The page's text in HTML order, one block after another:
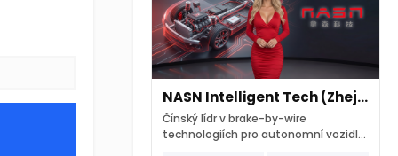
NASN Intelligent Tech (Zhejiang)
Čínský lídr v brake-by-wire
technologiích pro autonomní vozidla